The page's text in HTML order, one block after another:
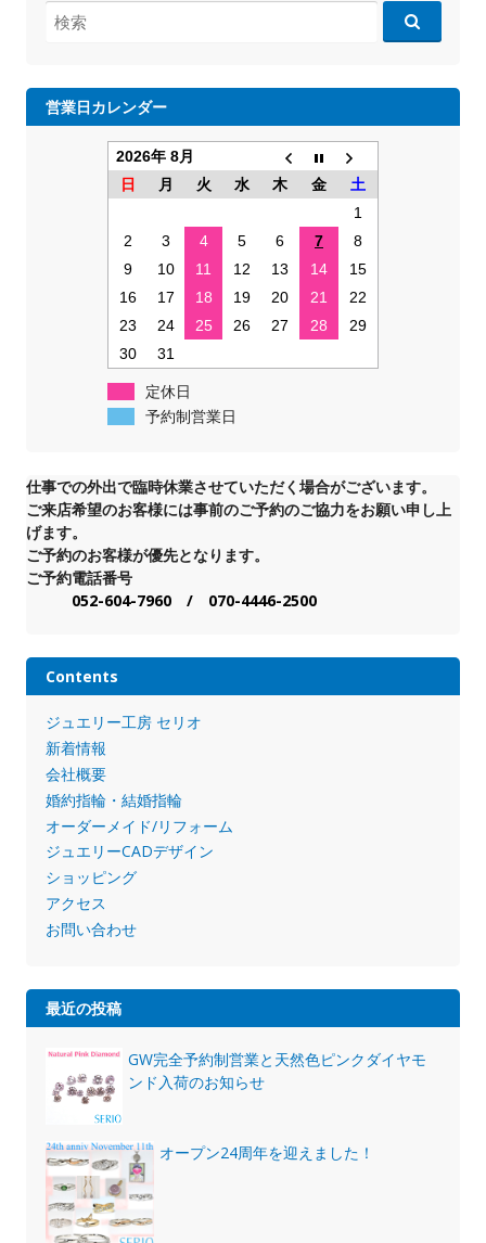
検
索:
営業日カレンダー
2026年 8月
日
月 火 水 木 金
土
1
2
3 4 5 6 7
8
9
10 11 12 13 14
15
16
17 18 19 20 21
22
23
24 25 26 27 28
29
30
31
定休日
予約制営業日
仕事での外出で臨時休業させていただく場合がございます。
ご来店希望のお客様には事前のご予約のご協力をお願い申し上
げます。
ご予約のお客様が優先となります。
ご予約電話番号
052-604-7960 / 070-4446-2500
Contents
ジュエリー工房 セリオ
新着情報
会社概要
婚約指輪・結婚指輪
オーダーメイド/リフォーム
ジュエリーCADデザイン
ショッピング
アクセス
お問い合わせ
最近の投稿
GW完全予約制営業と天然色ピンクダイヤモ
ンド入荷のお知らせ
オープン24周年を迎えました！